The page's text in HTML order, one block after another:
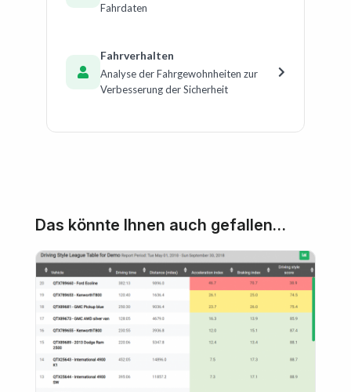
Fahrdaten
Fahrverhalten
Analyse der Fahrgewohnheiten zur
Verbesserung der Sicherheit
Das könnte Ihnen auch gefallen…